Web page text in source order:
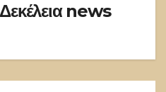
Δεκέλεια news